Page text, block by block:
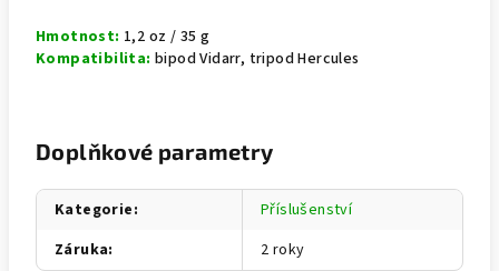
Hmotnost: 1,2 oz / 35 g
Kompatibilita: bipod Vidarr, tripod Hercules
Doplňkové parametry
Kategorie:
Příslušenství
Záruka: 2 roky